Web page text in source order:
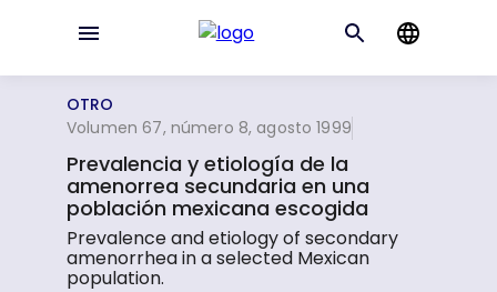
OTRO
Volumen 67, número 8, agosto 1999
Prevalencia y etiología de la
amenorrea secundaria en una
población mexicana escogida
Prevalence and etiology of secondary
amenorrhea in a selected Mexican
population.